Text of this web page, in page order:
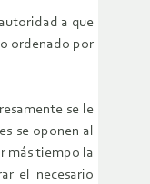
a que
ordenado por
se le
se oponen al
más tiempo la
el necesario